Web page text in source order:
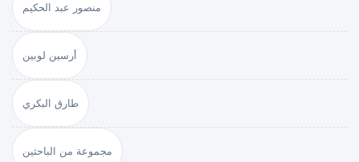
منصور عبد الحكيم
أرسين لوبين
طارق البكري
مجموعة من الباحثين